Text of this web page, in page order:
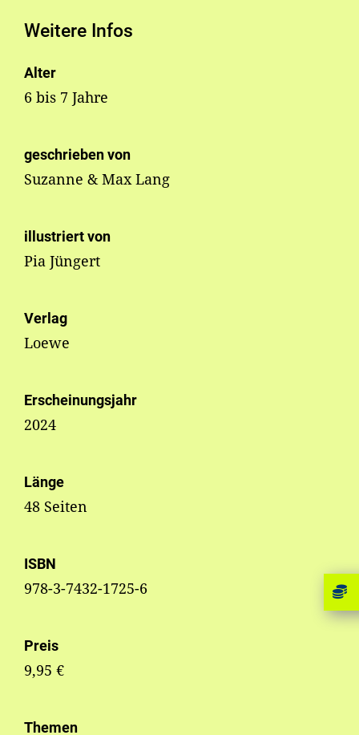
Weitere Infos
Alter
6 bis 7 Jahre
geschrieben von
Suzanne & Max Lang
illustriert von
Pia Jüngert
Verlag
Loewe
Erscheinungsjahr
2024
Länge
48 Seiten
ISBN
978-3-7432-1725-6
Preis
9,95 €
Themen